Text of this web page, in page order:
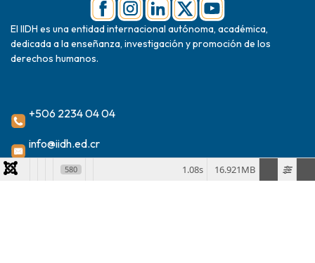
El IIDH es una entidad internacional autónoma, académica,
dedicada a la enseñanza, investigación y promoción de los
derechos humanos.
+506 2234 04 04
info@iidh.ed.cr
2024 Instituto Interamericano de Derechos Humanos
580 16.921MB
1.08s